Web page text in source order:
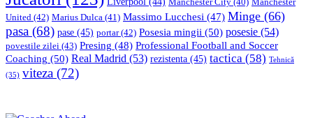
Manchester City (40)
United (42) Marius Dulca (41) Massimo Lucchesi (47) Minge (66)
pasa (68) pase (45) portar(42) Posesia mingii (50) posesie (54)
povestile zilei (43) Presing (48) Professional Football and Soccer
Coaching (50) Real Madrid (53) rezistenta (45) tactica (58) Tehnică
(35) viteza (72)